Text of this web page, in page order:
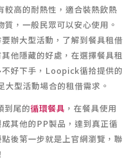
較高的耐熱性，適合裝熱飲熱
質，一般民眾可以安心使用。
辦大型活動，了解到餐具租借
他隱藏的好處，在選擇餐具租
好下手，Loopick循拾提供的
大型活動場合的租借需求。
到尾的循環餐具 ，在餐具使用
其他的PP製品，達到真正循
後第一步就是上官網瀏覽，聯